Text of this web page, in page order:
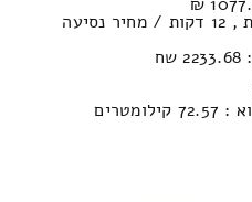
זמן נסיעה בין ערים 1 שעות , 12 דקות / מחיר נסיעה